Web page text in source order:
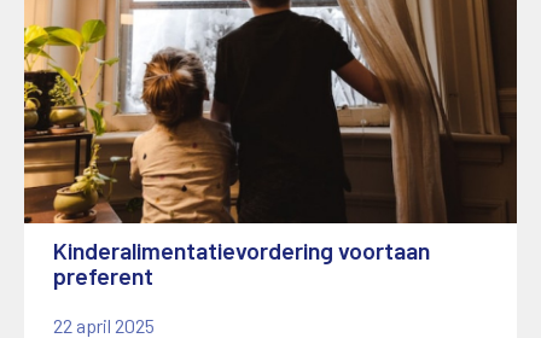
Kinderalimentatievordering voortaan
preferent
22 april 2025